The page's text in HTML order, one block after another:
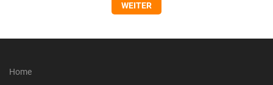
WEITER
Home